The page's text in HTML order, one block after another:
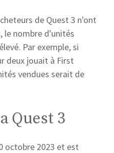
de Quest 3 n'ont
le nombre d'unités
Par exemple, si
deux jouait à First
vendues serait de
Quest 3
octobre 2023 et est